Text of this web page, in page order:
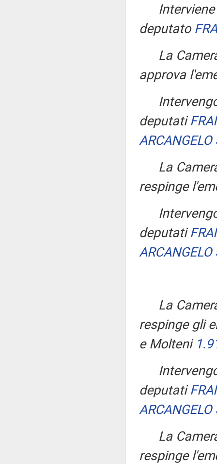
deputato
La
approva
deputati
La
respinge
deputati
La
respinge gli
e Molteni
deputati
La
respinge